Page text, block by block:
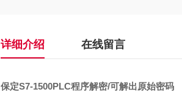
详细介绍 在线留言
保定S7-1500PLC程序解密/可解出原始密码